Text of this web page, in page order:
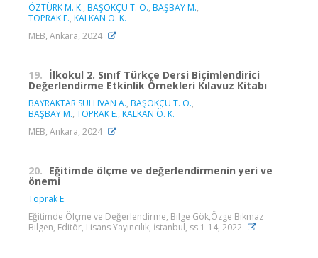
ÖZTÜRK M. K., BAŞOKÇU T. O., BAŞBAY M.,
TOPRAK E., KALKAN Ö. K.
MEB, Ankara, 2024
19. İlkokul 2. Sınıf Türkçe Dersi Biçimlendirici
Değerlendirme Etkinlik Örnekleri Kılavuz Kitabı
BAYRAKTAR SULLIVAN A., BAŞOKÇU T. O.,
BAŞBAY M., TOPRAK E., KALKAN Ö. K.
MEB, Ankara, 2024
20. Eğitimde ölçme ve değerlendirmenin yeri ve
önemi
Toprak E.
Eğitimde Ölçme ve Değerlendirme, Bilge Gök,Özge Bıkmaz
Bilgen, Editör, Lisans Yayıncılık, İstanbul, ss.1-14, 2022